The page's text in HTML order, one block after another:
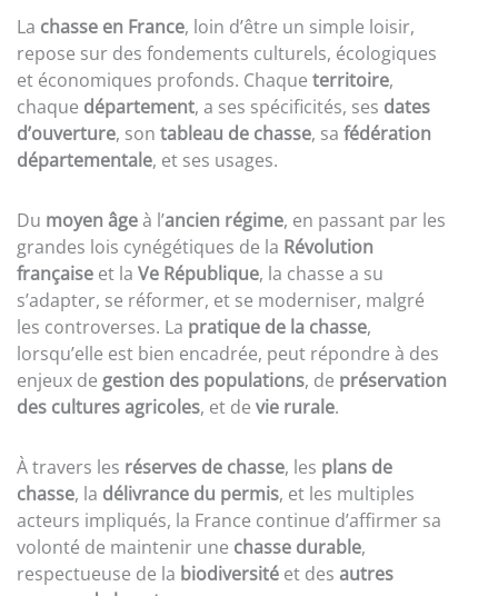
La chasse en France, loin d’être un simple loisir,
repose sur des fondements culturels, écologiques
et économiques profonds. Chaque territoire,
chaque département, a ses spécificités, ses dates
d’ouverture, son tableau de chasse, sa fédération
départementale, et ses usages.
Du moyen âgeà l’ancien régime, en passant par les
grandes lois cynégétiques de la Révolution
française et la Ve République, la chasse a su
s’adapter, se réformer, et se moderniser, malgré
les controverses. La pratique de la chasse,
lorsqu’elle est bien encadrée, peut répondre à des
enjeux de gestion des populations, de préservation
des cultures agricoles, et de vie rurale.
À travers les réserves de chasse, les plans de
chasse, la délivrance du permis, et les multiples
acteurs impliqués, la France continue d’affirmer sa
volonté de maintenir une chasse durable,
respectueuse de la biodiversité et des autres